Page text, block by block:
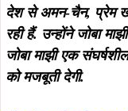
देश से अमन-चैन, प्रेम
रही हैं. उन्होंने जोबा
जोबा माझी एक
को मजबूती देगी.